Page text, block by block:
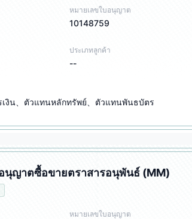
หมายเลขใบอนุญาต
10148759
ประเภทลูกค้า
--
งิน、ตัวแทนหลักทรัพย์、ตัวแทนพันธบัตร
นุญาตซื้อขายตราสารอนุพันธ์ (MM)
หมายเลขใบอนุญาต